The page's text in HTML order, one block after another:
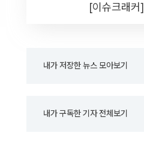
[이슈크래커]
내가 저장한 뉴스 모아보기
내가 구독한 기자 전체보기